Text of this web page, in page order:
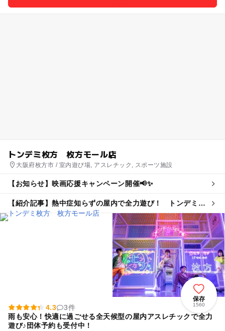
トンデミ枚方 枚方モール店
大阪府枚方市 / 室内遊び場, アスレチック, スポーツ施設
【お知らせ】映画応援キャンペーン開催📢✨
【紹介記事】熱中症知らずの屋内で全力遊び！ トンデミの
親子割引プランが夏限定で登場
保存
1560
4.3
3件
雨も安心！快適に過ごせる全天候型の屋内アスレチックで全力
遊び♪団体予約も受付中！